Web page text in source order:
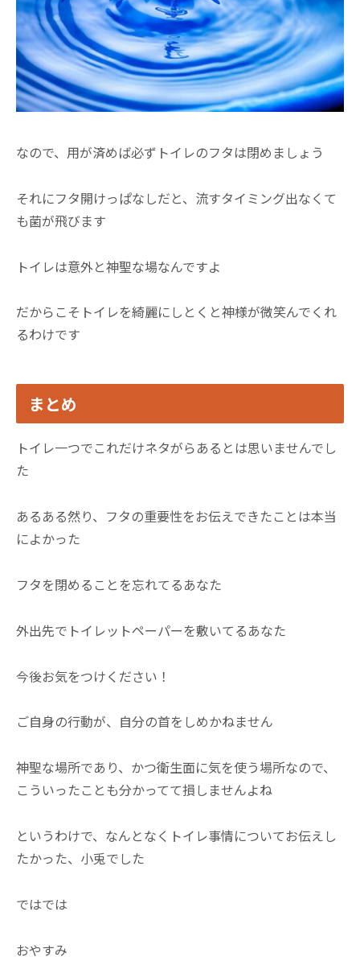
なので、用が済めば必ずトイレのフタは閉めましょう
それにフタ開けっぱなしだと、流すタイミング出なくて
も菌が飛びます
トイレは意外と神聖な場なんですよ
だからこそトイレを綺麗にしとくと神様が微笑んでくれ
るわけです
まとめ
トイレ一つでこれだけネタがらあるとは思いませんでし
た
あるある然り、フタの重要性をお伝えできたことは本当
によかった
フタを閉めることを忘れてるあなた
外出先でトイレットペーパーを敷いてるあなた
今後お気をつけください！
ご自身の行動が、自分の首をしめかねません
神聖な場所であり、かつ衛生面に気を使う場所なので、
こういったことも分かってて損しませんよね
というわけで、なんとなくトイレ事情についてお伝えし
たかった、小兎でした
ではでは
おやすみ